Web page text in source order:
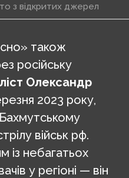
з відкритих джерел
також
російську
Олександр
2023 року,
військ рф.
із небагатьох
у регіоні — він